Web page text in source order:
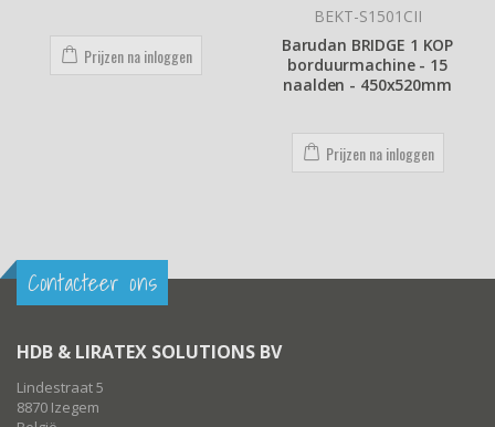
Prijzen na inloggen
BEKT-S1501CII
Barudan BRIDGE 1 KOP
borduurmachine - 15
naalden - 450x520mm
Prijzen na inloggen
Contacteer ons
HDB & LIRATEX SOLUTIONS BV
Lindestraat 5
8870 Izegem